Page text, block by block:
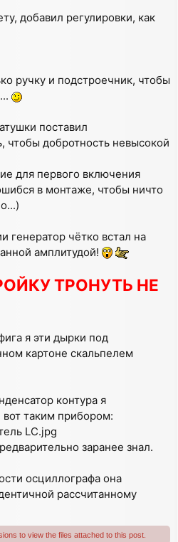
добавил регулировки, как
ручку и подстроечник, чтобы
поставил
добротность невысокой
для первого включения
в монтаже, чтобы ничто
чётко встал на
амплитудой!
ТРОНУТЬ НЕ
я эти дырки под
картоне скальпелем
контура я
таким прибором:
LC.jpg
заранее знал.
осциллографа она
рассчитанному
to view the files attached to this post.